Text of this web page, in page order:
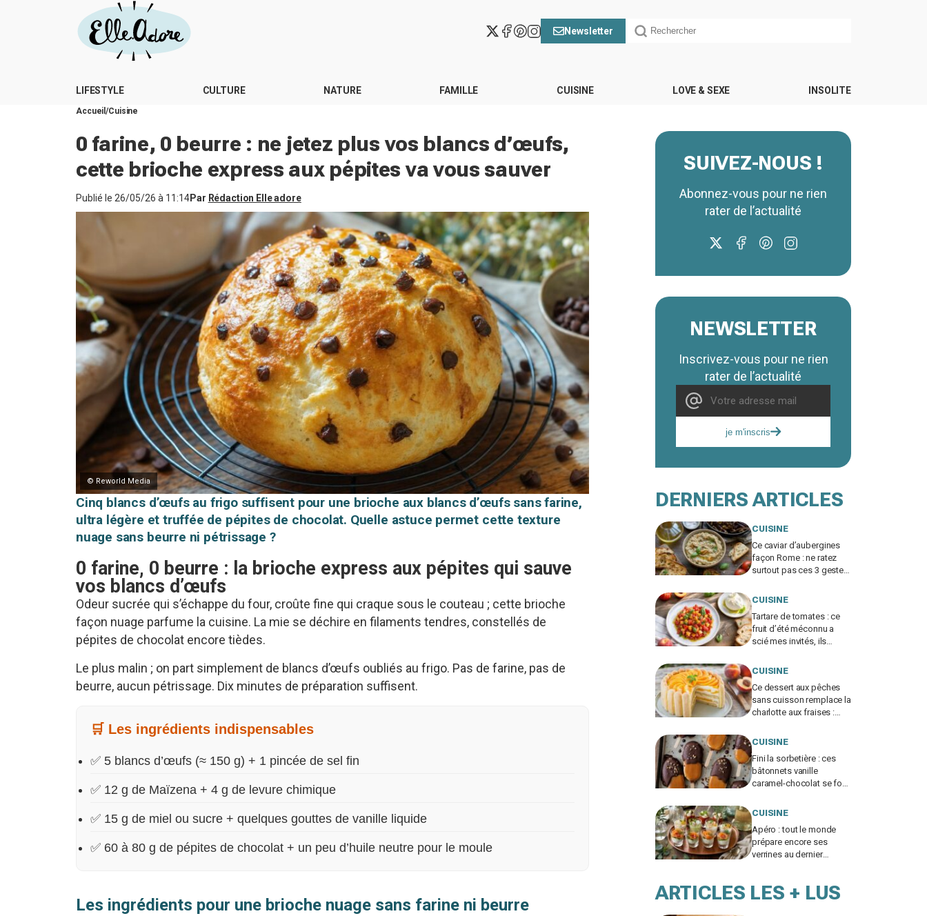
Newsletter
LIFESTYLE CULTURE NATURE FAMILLE CUISINE LOVE & SEXE INSOLITE
Accueil Cuisine
0 farine, 0 beurre : ne jetez plus vos blancs d’œufs,
cette brioche express aux pépites va vous sauver
Publié le 26/05/26 à 11:14Par Rédaction Elle adore
© Reworld Media
Cinq blancs d’œufs au frigo suffisent pour une brioche aux blancs d’œufs sans farine,
ultra légère et truffée de pépites de chocolat. Quelle astuce permet cette texture
nuage sans beurre ni pétrissage ?
0 farine, 0 beurre : la brioche express aux pépites qui sauve
vos blancs d’œufs
Odeur sucrée qui s’échappe du four, croûte fine qui craque sous le couteau ; cette brioche
façon nuage parfume la cuisine. La mie se déchire en filaments tendres, constellés de
pépites de chocolat encore tièdes.
Le plus malin ; on part simplement de blancs d’œufs oubliés au frigo. Pas de farine, pas de
beurre, aucun pétrissage. Dix minutes de préparation suffisent.
🛒 Les ingrédients indispensables
✅ 5 blancs d’œufs (≈ 150 g) + 1 pincée de sel fin
✅ 12 g de Maïzena + 4 g de levure chimique
✅ 15 g de miel ou sucre + quelques gouttes de vanille liquide
✅ 60 à 80 g de pépites de chocolat + un peu d’huile neutre pour le moule
Les ingrédients pour une brioche nuage sans farine ni beurre
SUIVEZ-NOUS !
Abonnez-vous pour ne rien
rater de l’actualité
NEWSLETTER
Inscrivez-vous pour ne rien
rater de l’actualité
je m'inscris
DERNIERS ARTICLES
CUISINE
Ce caviar d’aubergines
façon Rome : ne ratez
surtout pas ces 3 gestes
CUISINE
Tartare de tomates : ce
fruit d’été méconnu a
scié mes invités, ils
maintenant la recette
CUISINE
Ce dessert aux pêches
sans cuisson remplace la
charlotte aux fraises :
biscuits le fait s'écrouler
CUISINE
Fini la sorbetière : ces
bâtonnets vanille
caramel-chocolat se font
mais exigent ce geste
CUISINE
Apéro : tout le monde
prépare encore ses
verrines au dernier
ARTICLES LES + LUS